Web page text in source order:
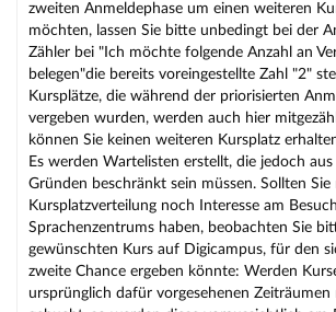
zweiten Anmeldephase um einen weiteren
möchten, lassen Sie bitte unbedingt bei der
Zähler bei "Ich möchte folgende Anzahl an
belegen"die bereits voreingestellte Zahl "2"
Kursplätze, die während der priorisierten
vergeben wurden, werden auch hier
können Sie keinen weiteren Kursplatz
Es werden Wartelisten erstellt, die jedoch
Gründen beschränkt sein müssen. Sollten Sie
Kursplatzverteilung noch Interesse am
Sprachenzentrums haben, beobachten Sie
gewünschten Kurs auf Digicampus, für den
zweite Chance ergeben könnte: Werden
ursprünglich dafür vorgesehenen